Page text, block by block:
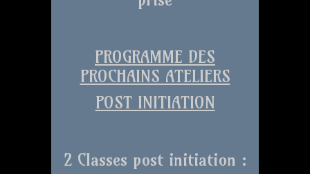
PROGRAMME DES
PROCHAINS ATELIERS
POST INITIATION
2 Classes post initiation :